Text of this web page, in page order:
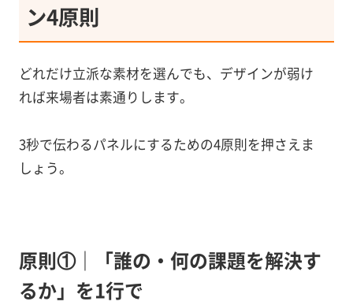
ン4原則
どれだけ立派な素材を選んでも、デザインが弱け
れば来場者は素通りします。
3秒で伝わるパネルにするための4原則を押さえま
しょう。
原則①｜「誰の・何の課題を解決す
るか」を1行で